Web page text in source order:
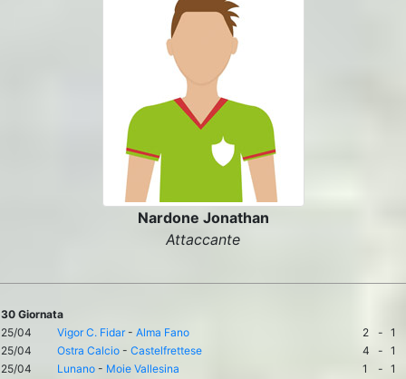
Nardone Jonathan
Attaccante
30 Giornata
25/04
Vigor C. Fidar- Alma Fano 2 - 1
25/04
Ostra Calcio - Castelfrettese 4 - 1
25/04
Lunano - Moie Vallesina 1 - 1